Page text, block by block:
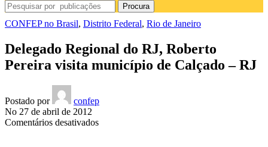
Procura
CONFEP no Brasil, Distrito Federal, Rio de Janeiro
Delegado Regional do RJ, Roberto
Pereira visita município de Calçado – RJ
Postado por
confep
No 27 de abril de 2012
Comentários desativadosem